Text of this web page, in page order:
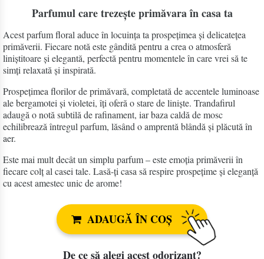
Parfumul care trezește primăvara în casa ta
Acest parfum floral aduce în locuința ta prospețimea și delicatețea
primăverii. Fiecare notă este gândită pentru a crea o atmosferă
liniștitoare și elegantă, perfectă pentru momentele în care vrei să te
simți relaxată și inspirată.
Prospețimea florilor de primăvară, completată de accentele luminoase
ale bergamotei și violetei, îți oferă o stare de liniște. Trandafirul
adaugă o notă subtilă de rafinament, iar baza caldă de mosc
echilibrează întregul parfum, lăsând o amprentă blândă și plăcută în
aer.
Este mai mult decât un simplu parfum – este emoția primăverii în
fiecare colț al casei tale. Lasă-ți casa să respire prospețime și eleganță
cu acest amestec unic de arome!
ADAUGĂ ÎN COȘ
De ce să alegi acest odorizant?